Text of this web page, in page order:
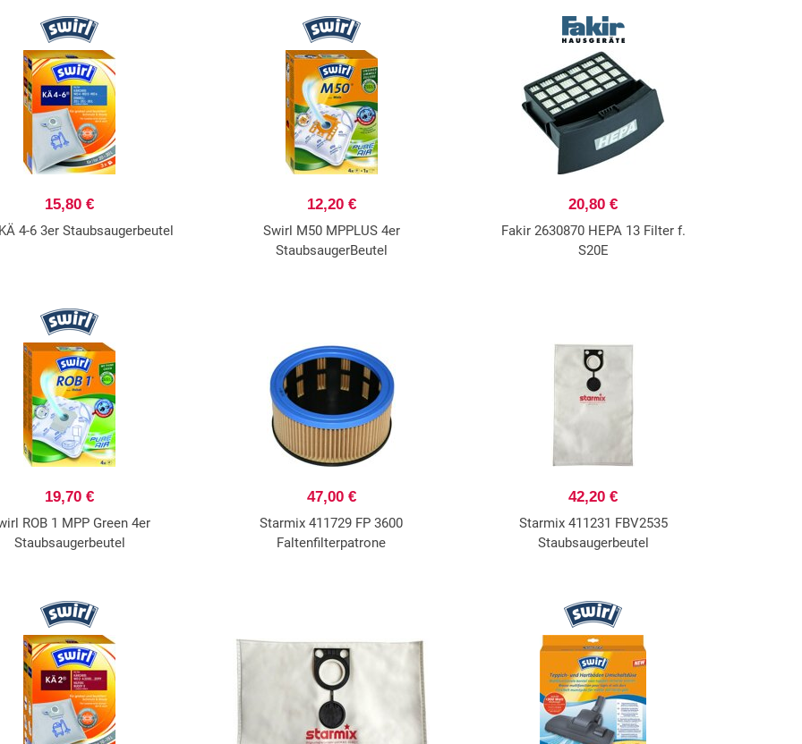
15,80 €
4-6 3er Staubsaugerbeutel
12,20 €
Swirl M50 MPPLUS 4er
StaubsaugerBeutel
20,80 €
Fakir 2630870 HEPA 13 Filter f.
S20E
19,70 €
ROB 1 MPP Green 4er
Staubsaugerbeutel
47,00 €
Starmix 411729 FP 3600
Faltenfilterpatrone
42,20 €
Starmix 411231 FBV2535
Staubsaugerbeutel